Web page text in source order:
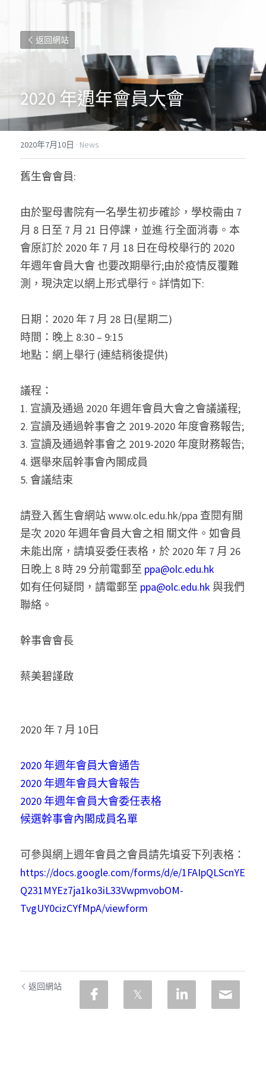
返回網站
2020 年週年會員大會
2020年7月10日 · News
舊生會會員:
由於聖母書院有一名學生初步確診，學校需由 7
月 8 日至 7 月 21 日停課，並進 行全面消毒。本
會原訂於 2020 年 7 月 18 日在母校舉行的 2020
年週年會員大會 也要改期舉行;由於疫情反覆難
測，現決定以網上形式舉行。詳情如下:
日期：2020 年 7 月 28 日(星期二)
時間：晚上 8:30 – 9:15
地點：網上舉行 (連結稍後提供)
議程：
1. 宣讀及通過 2020 年週年會員大會之會議議程;
2. 宣讀及通過幹事會之 2019-2020 年度會務報告;
3. 宣讀及通過幹事會之 2019-2020 年度財務報告;
4. 選舉來屆幹事會內閣成員
5. 會議結束
請登入舊生會網站 www.olc.edu.hk/ppa 查閱有關
是次 2020 年週年會員大會之相 關文件。如會員
未能出席，請填妥委任表格，於 2020 年 7 月 26
日晚上 8 時 29 分前電郵至 ppa@olc.edu.hk
如有任何疑問，請電郵至 ppa@olc.edu.hk 與我們
聯絡。
幹事會會長
蔡美碧謹啟
2020 年 7 月 10日
2020 年週年會員大會通告
2020 年週年會員大會報告
2020 年週年會員大會委任表格
候選幹事會內閣成員名單
可參與網上週年會員之會員請先填妥下列表格：
https://docs.google.com/forms/d/e/1FAIpQLScnYE
Q231MYEz7ja1ko3iL33VwpmvobOM-
TvgUY0cizCYfMpA/viewform
返回網站